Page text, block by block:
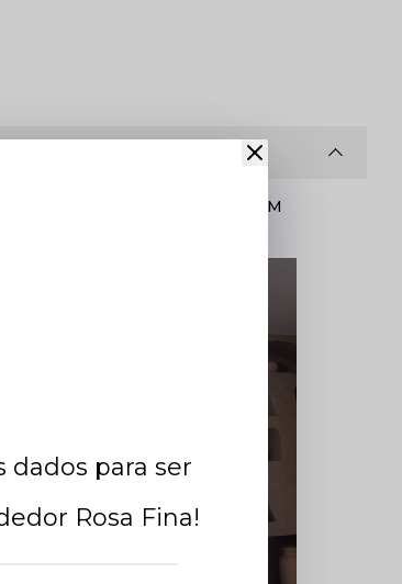
CONHEÇA DE ONDE VEM
dados para ser
Rosa Fina!